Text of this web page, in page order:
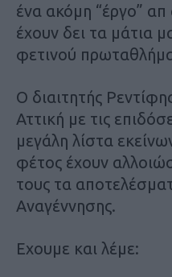
ένα ακόμη “έργο”
έχουν δει τα μάτια
φετινού
O διαιτητής
Αττική με τις
μεγάλη λίστα
φέτος έχουν
τους τα
Αναγέννησης.
Εχουμε και λέμε: